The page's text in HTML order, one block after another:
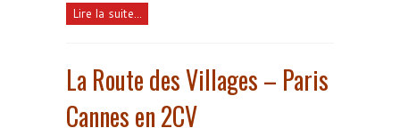
Lire la suite...
La Route des Villages – Paris
Cannes en 2CV